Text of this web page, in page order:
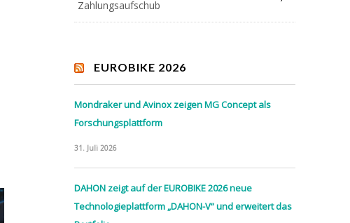
Zahlungsaufschub
EUROBIKE 2026
Mondraker und Avinox zeigen MG Concept als
Forschungsplattform
31. Juli 2026
DAHON zeigt auf der EUROBIKE 2026 neue
Technologieplattform „DAHON-V“ und erweitert das